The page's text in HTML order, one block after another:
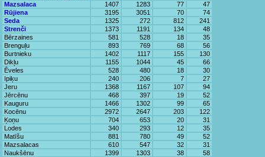
Mazsalaca
1407 1283 77
47
Rūjiena
3195 3051 70
74
Seda
1325 272 812
241
Strenči
1373 1191 134
48
Bērzaines
581 528 18
35
Brenguļu
893 769 68
56
Burtnieku
1402 1117 155
130
Dikļu
1155 1044 45
66
Ēveles
528 480 18
30
Ipiķu
240 206 7
27
Jeru
1368 1167 107
94
Jērcēnu
468 397 19
52
Kauguru
1466 1302 99
65
Kocēnu
2972 2647 203
122
Ķoņu
704 653 20
31
Lodes
340 293 12
35
Matīšu
881 780 49
52
Mazsalacas
610 547 32
31
Naukšēnu
1399 1303 38
58